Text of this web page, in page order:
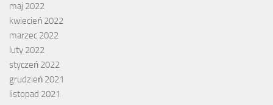
maj 2022
kwiecień 2022
marzec 2022
luty 2022
styczeń 2022
grudzień 2021
listopad 2021